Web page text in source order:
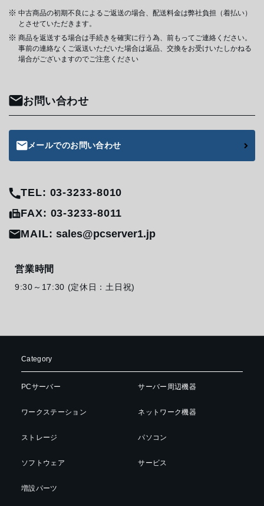
中古商品の初期不良によるご返送の場合、配送料金は弊社負担（着払い）
とさせていただきます。
商品を返送する場合は手続きを確実に行う為、前もってご連絡ください。
事前の連絡なくご返送いただいた場合は返品、交換をお受けいたしかねる
場合がございますのでご注意ください
お問い合わせ
メールでのお問い合わせ
TEL: 03-3233-8010
FAX: 03-3233-8011
MAIL:sales@pcserver1.jp
営業時間
9:30～17:30 (定休日：土日祝)
Category
PCサーバー
ワークステーション
ストレージ
ソフトウェア
増設パーツ
サーバー周辺機器
ネットワーク機器
パソコン
サービス